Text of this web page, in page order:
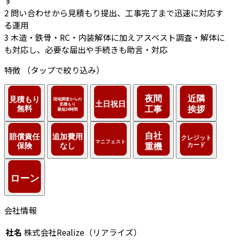
2 問い合わせから見積もり提出、工事完了まで迅速に対応す
る運用
3 木造・鉄骨・RC・内装解体に加えアスベスト調査・解体に
も対応し、必要な届出や手続きも助言・対応
特徴
（タップで絞り込み）
会社情報
社名 株式会社Realize（リアライズ）